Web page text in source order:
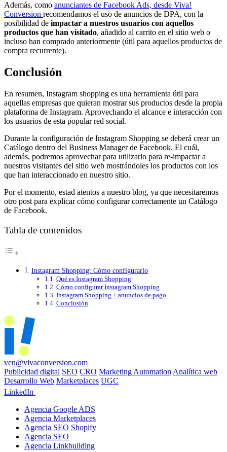
Además, como anunciantes de Facebook Ads, desde Viva!
Conversion recomendamos el uso de anuncios de DPA, con la
posibilidad de impactar a nuestros usuarios con aquellos
productos que han visitado, añadido al carrito en el sitio web o
incluso han comprado anteriormente (útil para aquellos productos de
compra recurrente).
Conclusión
En resumen, Instagram shopping es una herramienta útil para
aquellas empresas que quieran mostrar sus productos desde la propia
plataforma de Instagram. Aprovechando el alcance e interacción con
los usuarios de esta popular red social.
Durante la configuración de Instagram Shopping se deberá crear un
Catálogo dentro del Business Manager de Facebook. El cuál,
además, podremos aprovechar para utilizarlo para re-impactar a
nuestros visitantes del sitio web mostrándoles los productos con los
que han interaccionado en nuestro sitio.
Por el momento, estad atentos a nuestro blog, ya que necesitaremos
otro post para explicar cómo configurar correctamente un Catálogo
de Facebook.
Tabla de contenidos
Instagram Shopping: Cómo configurarlo
Qué es Instagram Shopping
Cómo configurar Instagram Shopping
Instagram Shopping + anuncios de pago
Conclusión
ven@vivaconversion.com
Publicidad digital SEO CRO Marketing Automation Analítica web
Desarrollo Web Marketplaces UGC
LinkedIn
Agencia Google ADS
Agencia Marketplaces
Agencia SEO Shopify
Agencia SEO
Agencia Linkbuilding